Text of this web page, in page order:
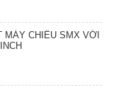
MÁY CHIẾU SMX VỚI